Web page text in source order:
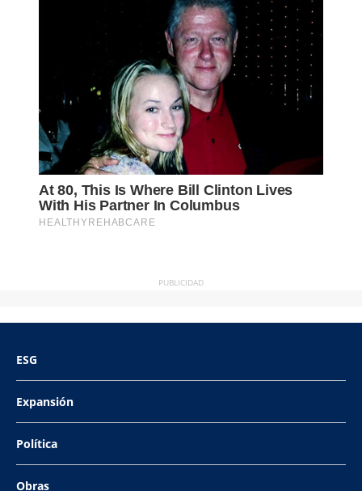
PUBLICIDAD
ESG
Expansión
Política
Obras